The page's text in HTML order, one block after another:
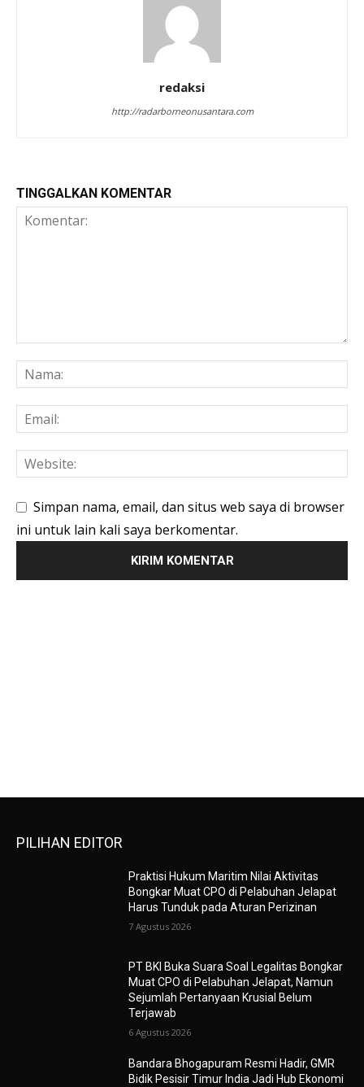
redaksi
http://radarborneonusantara.com
TINGGALKAN KOMENTAR
Simpan nama, email, dan situs web saya di browser
ini untuk lain kali saya berkomentar.
PILIHAN EDITOR
Praktisi Hukum Maritim Nilai Aktivitas
Bongkar Muat CPO di Pelabuhan Jelapat
Harus Tunduk pada Aturan Perizinan
7 Agustus 2026
PT BKI Buka Suara Soal Legalitas Bongkar
Muat CPO di Pelabuhan Jelapat, Namun
Sejumlah Pertanyaan Krusial Belum
Terjawab
6 Agustus 2026
Bandara Bhogapuram Resmi Hadir, GMR
Bidik Pesisir Timur India Jadi Hub Ekonomi